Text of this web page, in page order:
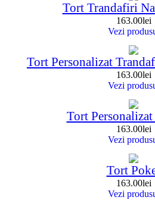
Tort Trandafiri
163.00lei
Vezi
Tort Personalizat
163.00lei
Vezi
Tort
163.00lei
Vezi
Tort
163.00lei
Vezi